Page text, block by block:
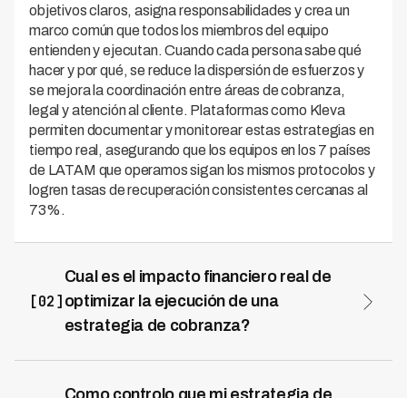
objetivos claros, asigna responsabilidades y crea un
marco común que todos los miembros del equipo
entienden y ejecutan. Cuando cada persona sabe qué
hacer y por qué, se reduce la dispersión de esfuerzos y
se mejora la coordinación entre áreas de cobranza,
legal y atención al cliente. Plataformas como Kleva
permiten documentar y monitorear estas estrategias en
tiempo real, asegurando que los equipos en los 7 países
de LATAM que operamos sigan los mismos protocolos y
logren tasas de recuperación consistentes cercanas al
73%.
[02]
Cual es el impacto financiero real de
optimizar la ejecución de una
estrategia de cobranza?
casos de mayor valor y probabilidad de pago. Las